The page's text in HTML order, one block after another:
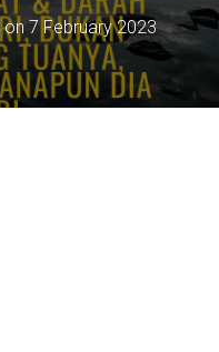
on 7 February 2023